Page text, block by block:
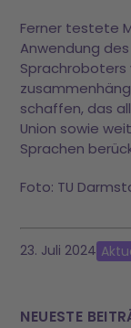
Ferner testete
Anwendung des
Sprachroboters
schaffen, das
Union sowie
Sprachen
Foto: TU
23. Juli 2024
NEUESTE